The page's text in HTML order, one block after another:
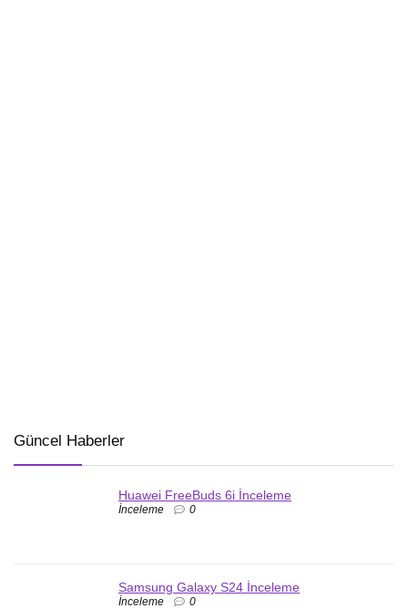
Güncel Haberler
Huawei FreeBuds 6i İnceleme
İnceleme 0
Samsung Galaxy S24 İnceleme
İnceleme 0